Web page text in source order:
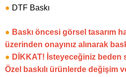
● DTF Baskı
● Baskı öncesi görsel tasarım
üzerinden onayınız alınarak
● DİKKAT! İsteyeceğiniz beden
Özel baskılı ürünlerde değişim